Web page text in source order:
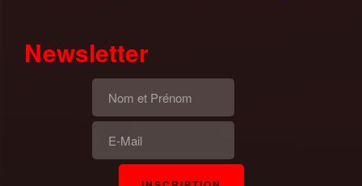
Newsletter